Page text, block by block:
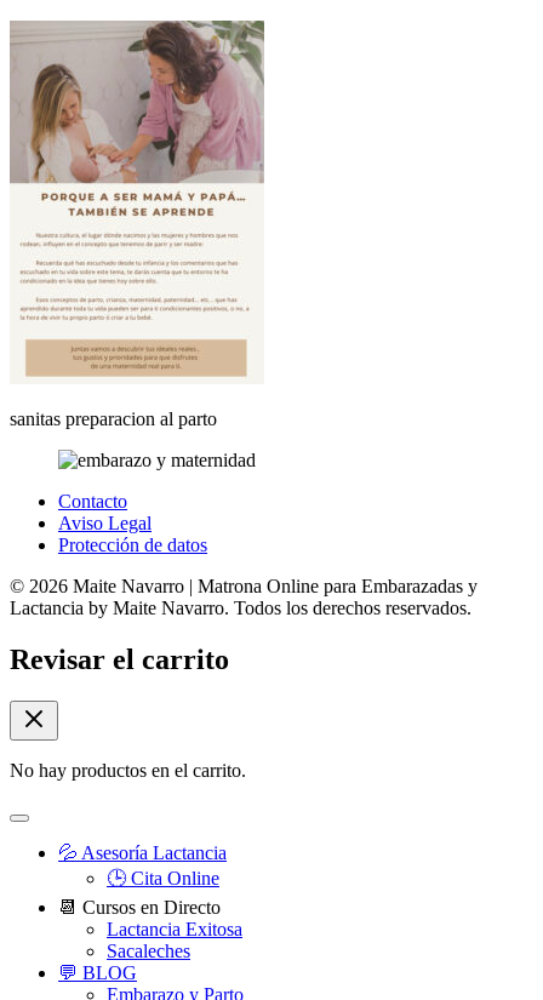
sanitas preparacion al parto
Contacto
Aviso Legal
Protección de datos
© 2026 Maite Navarro | Matrona Online para Embarazadas y
Lactancia by Maite Navarro. Todos los derechos reservados.
Revisar el carrito
No hay productos en el carrito.
💦 Asesoría Lactancia
🕒 Cita Online
📆 Cursos en Directo
Lactancia Exitosa
Sacaleches
💬 BLOG
Embarazo y Parto